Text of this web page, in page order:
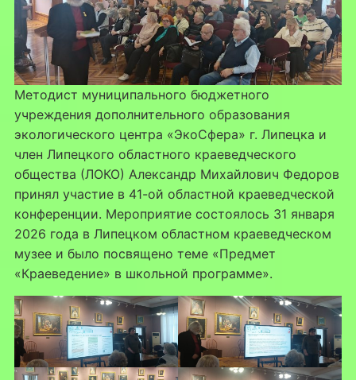
Методист муниципального бюджетного
учреждения дополнительного образования
экологического центра «ЭкоСфера» г. Липецка и
член Липецкого областного краеведческого
общества (ЛОКО) Александр Михайлович Федоров
принял участие в 41-ой областной краеведческой
конференции. Мероприятие состоялось 31 января
2026 года в Липецком областном краеведческом
музее и было посвящено теме «Предмет
«Краеведение» в школьной программе».